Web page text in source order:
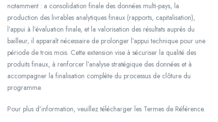
notamment : a consolidation finale des données multi-pays, la
production des livrables analytiques finaux (rapports, capitalisation),
l’appui à l’évaluation finale, et la valorisation des résultats auprès du
bailleur, il apparaît nécessaire de prolonger l’appui technique pour une
période de trois mois. Cette extension vise à sécuriser la qualité des
produits finaux, à renforcer l’analyse stratégique des données et à
accompagner la finalisation complète du processus de clôture du
programme.
Pour plus d’information, veuillez télécharger les Termes de Référence.